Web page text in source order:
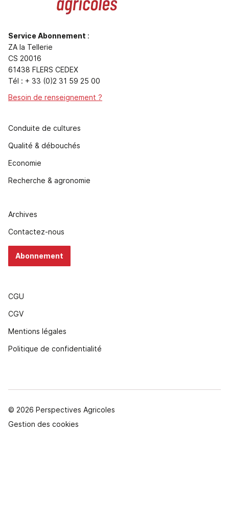
Service Abonnement :
ZA la Tellerie
CS 20016
61438 FLERS CEDEX
Tél : + 33 (0)2 31 59 25 00
Besoin de renseignement ?
Conduite de cultures
Qualité & débouchés
Economie
Recherche & agronomie
Archives
Contactez-nous
Abonnement
CGU
CGV
Mentions légales
Politique de confidentialité
© 2026 Perspectives Agricoles
Gestion des cookies